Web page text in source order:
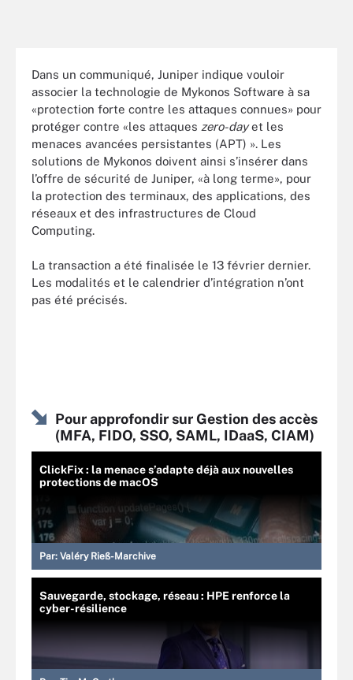
Dans un communiqué, Juniper indique vouloir
associer la technologie de Mykonos Software à sa
«protection forte contre les attaques connues» pour
protéger contre «les attaques zero-dayet les
menaces avancées persistantes (APT) ». Les
solutions de Mykonos doivent ainsi s’insérer dans
l’offre de sécurité de Juniper, «à long terme», pour
la protection des terminaux, des applications, des
réseaux et des infrastructures de Cloud
Computing.
La transaction a été finalisée le 13 février dernier.
Les modalités et le calendrier d’intégration n’ont
pas été précisés.
Pour approfondir sur Gestion des accès
(MFA, FIDO, SSO, SAML, IDaaS, CIAM)
ClickFix : la menace s’adapte déjà aux nouvelles
protections de macOS
Par: Valéry Rieß-Marchive
Sauvegarde, stockage, réseau : HPE renforce la
cyber-résilience